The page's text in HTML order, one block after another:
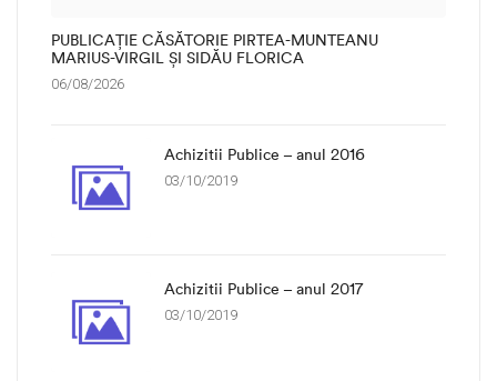
PUBLICAȚIE CĂSĂTORIE PIRTEA-MUNTEANU
MARIUS-VIRGIL ȘI SIDĂU FLORICA
06/08/2026
Achizitii Publice – anul 2016
03/10/2019
Achizitii Publice – anul 2017
03/10/2019